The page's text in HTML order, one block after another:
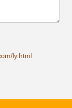
ly.html